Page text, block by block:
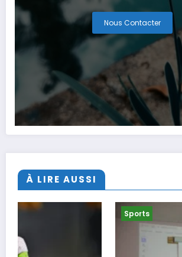
Nous Contacter
À LIRE AUSSI